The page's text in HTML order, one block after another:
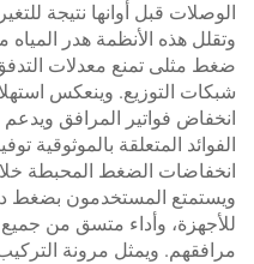
الوصلات قبل أوانها نتيجة
وتقلل هذه الأنظمة هدر
ضغط مثلى تمنع معدلات
شبكات التوزيع. وينعكس
انخفاض فواتير المرافق
الفوائد المتعلقة بالموثوقية
انخفاضات الضغط المحبطة
ويستمتع المستخدمون
للأجهزة، وأداء متسق من جميع
مرافقهم. ويمثل مرونة